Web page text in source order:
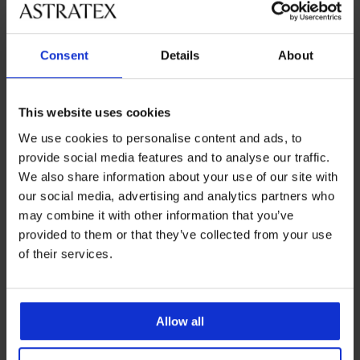
Consent Details About
This website uses cookies
We use cookies to personalise content and ads, to
provide social media features and to analyse our traffic.
We also share information about your use of our site with
our social media, advertising and analytics partners who
may combine it with other information that you’ve
provided to them or that they’ve collected from your use
of their services.
Allow all
Zwemshirt MEN-A SURF
Korting
12,49 €Oorspronkelijke prijs
24,99 €
Strandjurk Jeaynne Black
Korting
31,79 €Oorspronkelijke prijs
52,99 €
-40%
PREMIUM
-40%
PREMIUM